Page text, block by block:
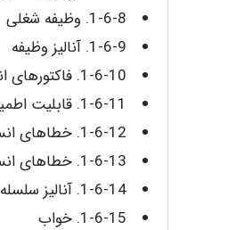
1-6-8. وظیفه شغلی
1-6-9. آنالیز وظیفه
1-6-10. فاکتورهای انسانی
1-6-11. قابلیت اطمینان انسان
1-6-12. خطاهای انسانی فعال
1-6-13. خطاهای انسانی نهفته
1-6-14. آنالیز سلسله مراتبی وظیفه
1-6-15. خواب